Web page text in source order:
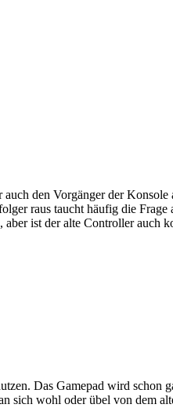
den Vorgänger der Konsole
raus taucht häufig die
ist der alte Controller auch
Das Gamepad wird schon
sich wohl oder übel von dem